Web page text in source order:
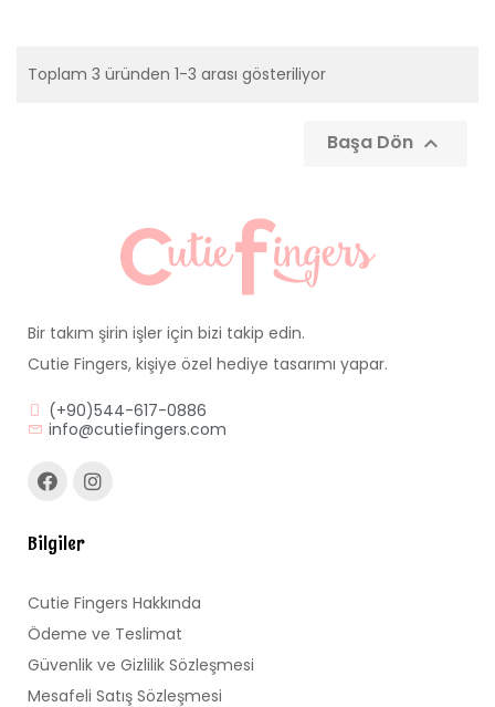
Toplam 3 üründen 1-3 arası gösteriliyor
Başa Dön 
Bir takım şirin işler için bizi takip edin.
Cutie Fingers, kişiye özel hediye tasarımı yapar.
(+90)544-617-0886
info@cutiefingers.com
Bilgiler
Cutie Fingers Hakkında
Ödeme ve Teslimat
Güvenlik ve Gizlilik Sözleşmesi
Mesafeli Satış Sözleşmesi